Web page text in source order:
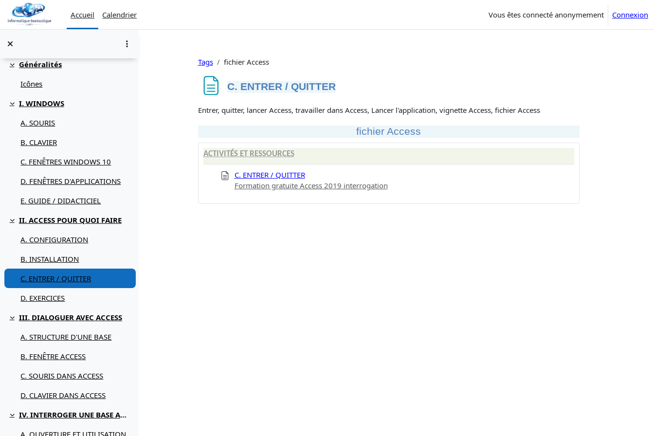
Passer au contenu principal
Accueil
Calendrier Vous êtes connecté anonymement Connexion
Replier
Généralités
Icônes
Replier
I. WINDOWS
A. SOURIS
B. CLAVIER
C. FENÊTRES WINDOWS 10
D. FENÊTRES D'APPLICATIONS
E. GUIDE / DIDACTICIEL
Replier
II. ACCESS POUR QUOI FAIRE
A. CONFIGURATION
B. INSTALLATION
C. ENTRER / QUITTER
D. EXERCICES
Replier
III. DIALOGUER AVEC ACCESS
A. STRUCTURE D'UNE BASE
B. FENÊTRE ACCESS
C. SOURIS DANS ACCESS
D. CLAVIER DANS ACCESS
Replier
IV. INTERROGER UNE BASE ACCESS
Tags fichier Access
C. ENTRER / QUITTER
Conditions d’achèvement
Entrer, quitter, lancer Access, travailler dans Access, Lancer l'application, vignette Access, fichier Access
fichier Access
ACTIVITÉS ET RESSOURCES
C. ENTRER / QUITTER
Formation gratuite Access 2019 interrogation